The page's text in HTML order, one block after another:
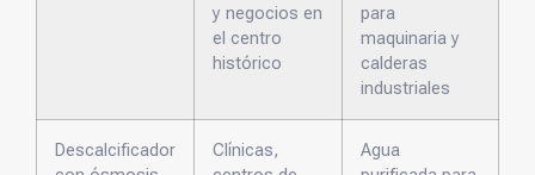
y negocios en
el centro
histórico
para
maquinaria y
calderas
industriales
Descalcificador
Clínicas,
Agua